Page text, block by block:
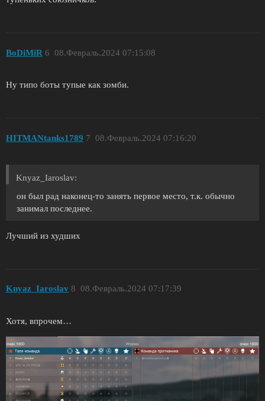
BoDiMiR 08.Февраль.2024 07:15:08
6
Ну типо боты тупые как зомби.
HITMANtanks1789 08.Февраль.2024 07:16:20
7
Knyaz_Iaroslav:
он был рад наконец-то занять первое место, т.к. обычно
занимал последнее.
Лучший из худших
Knyaz_Iaroslav 08.Февраль.2024 07:17:39
8
Хотя, впрочем…